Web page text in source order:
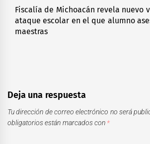
Next
post:
Fiscalía de Michoacán revela nuevo
ataque escolar en el que alumno
maestras
Deja una respuesta
Tu dirección de correo electrónico no será
obligatorios están marcados con *